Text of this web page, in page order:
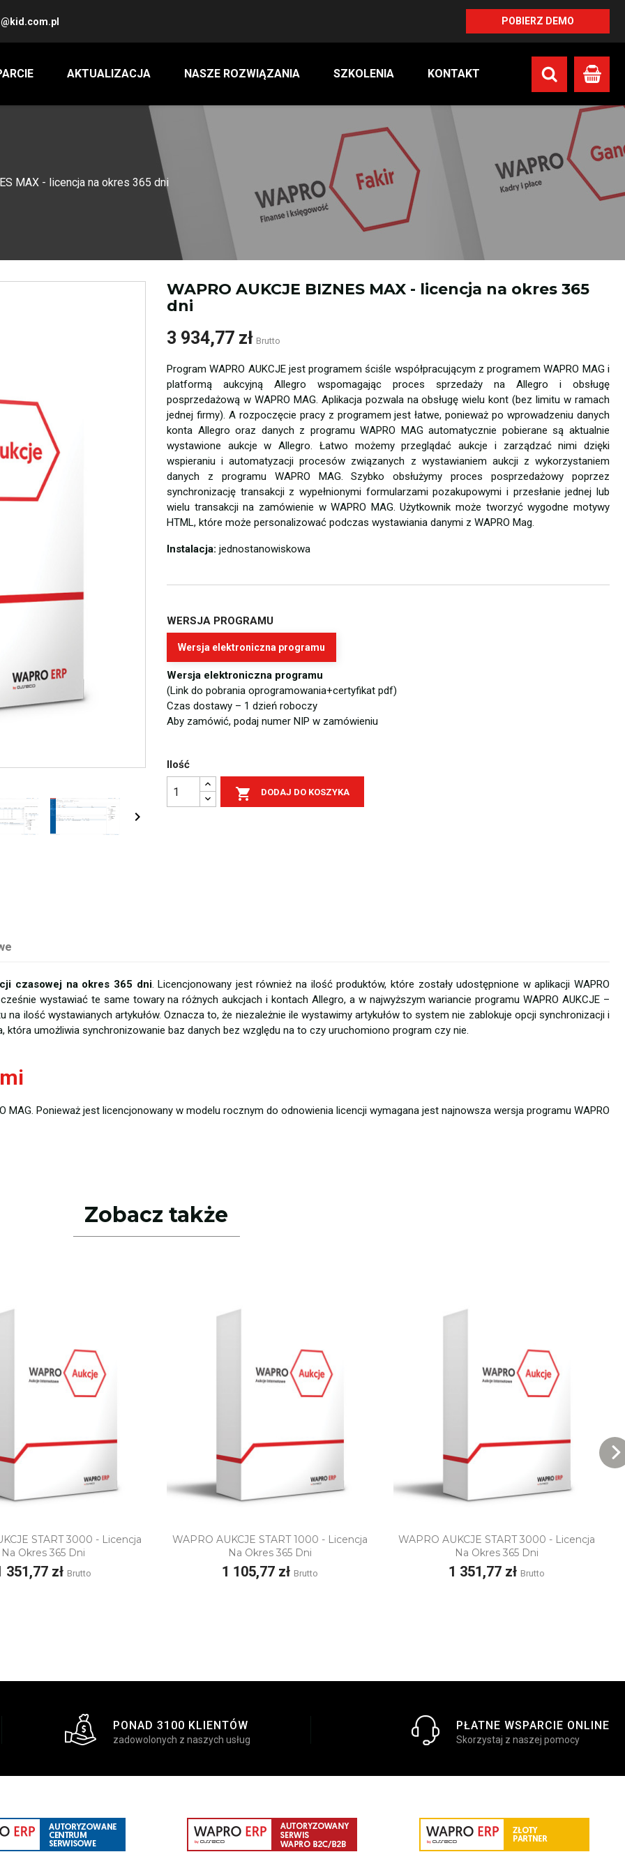
POBIERZ DEMO
AKTUALIZACJA NASZE ROZWIĄZANIA SZKOLENIA
KONTAKT
MAX - licencja na okres 365 dni

WAPRO AUKCJE BIZNES MAX - licencja na okres 365
dni
3 934,77 zł Brutto
Program WAPRO AUKCJE jest programem ściśle współpracującym z programem WAPRO MAG i
platformą aukcyjną Allegro wspomagając proces sprzedaży na Allegro i obsługę
posprzedażową w WAPRO MAG. Aplikacja pozwala na obsługę wielu kont (bez limitu w ramach
jednej firmy). A rozpoczęcie pracy z programem jest łatwe, ponieważ po wprowadzeniu danych
konta Allegro oraz danych z programu WAPRO MAG automatycznie pobierane są aktualnie
wystawione aukcje w Allegro. Łatwo możemy przeglądać aukcje i zarządzać nimi dzięki
wspieraniu i automatyzacji procesów związanych z wystawianiem aukcji z wykorzystaniem
danych z programu WAPRO MAG. Szybko obsłużymy proces posprzedażowy poprzez
synchronizację transakcji z wypełnionymi formularzami pozakupowymi i przesłanie jednej lub
wielu transakcji na zamówienie w WAPRO MAG. Użytkownik może tworzyć wygodne motywy
HTML, które może personalizować podczas wystawiania danymi z WAPRO Mag.
Instalacja: jednostanowiskowa
WERSJA PROGRAMU
Wersja elektroniczna programu
Wersja elektroniczna programu
(Link do pobrania oprogramowania+certyfikat pdf)
Czas dostawy – 1 dzień roboczy
Aby zamówić, podaj numer NIP w zamówieniu
Ilość
 DODAJ DO KOSZYKA
czasowej na okres 365 dni. Licencjonowany jest również na ilość produktów, które zostały udostępnione w aplikacji WAPRO
wystawiać te same towary na różnych aukcjach i kontach Allegro, a w najwyższym wariancie programu WAPRO AUKCJE –
ilość wystawianych artykułów. Oznacza to, że niezależnie ile wystawimy artykułów to system nie zablokuje opcji synchronizacji i
która umożliwia synchronizowanie baz danych bez względu na to czy uruchomiono program czy nie.
MAG. Ponieważ jest licencjonowany w modelu rocznym do odnowienia licencji wymagana jest najnowsza wersja programu WAPRO
Zobacz także
Szybki podgląd
START 3000 - Licencja
Na Okres 365 Dni
351,77 zł Brutto
Szybki podgląd
WAPRO AUKCJE START 1000 - Licencja
Na Okres 365 Dni
Cena
1 105,77 zł Brutto
Szybki podgląd
WAPRO AUKCJE START 3000 - Licencja
Na Okres 365 Dni
Cena
1 351,77 zł Brutto
PONAD 3100 KLIENTÓW
zadowolonych z naszych usług
PŁATNE WSPARCIE ONLINE
Skorzystaj z naszej pomocy